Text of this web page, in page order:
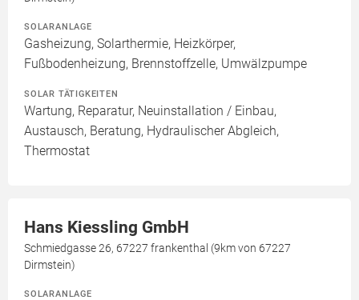
SOLARANLAGE
Gasheizung, Solarthermie, Heizkörper,
Fußbodenheizung, Brennstoffzelle, Umwälzpumpe
SOLAR TÄTIGKEITEN
Wartung, Reparatur, Neuinstallation / Einbau,
Austausch, Beratung, Hydraulischer Abgleich,
Thermostat
Hans Kiessling GmbH
Schmiedgasse 26, 67227 frankenthal (9km von 67227
Dirmstein)
SOLARANLAGE